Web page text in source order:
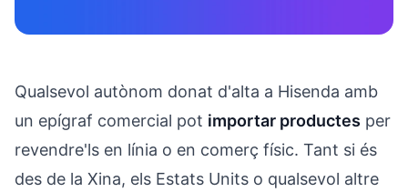
Qualsevol autònom donat d'alta a Hisenda amb
un epígraf comercial pot importar productes per
revendre'ls en línia o en comerç físic. Tant si és
des de la Xina, els Estats Units o qualsevol altre